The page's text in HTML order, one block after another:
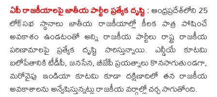
ఏపీ రాజకీయాలపై జాతీయ పార్టీల ప్రత్యేక దృష్టి :ఆంధ్రప్రదేశ్‌లోని 25
లోక్‌సభ స్థానాలు జాతీయ రాజకీయాల్లో కీలక పాత్ర పోషించే
అవకాశం ఉండటంతో అన్ని రాజకీయ పార్టీలు రాష్ట్ర రాజకీయ
పరిణామాలపై ప్రత్యేక దృష్టి సారిస్తున్నాయి. ఎన్డీయే కూటమి
బలోపేతానికి టీడీపీ, జనసేన, బీజేపీ ప్రయత్నాలు కొనసాగుతుండగా,
మరోవైపు ఇండియా కూటమి కూడా దక్షిణాదిలో తన రాజకీయ
అవకాశాలను అన్వేషిస్తున్నట్లు రాజకీయ వర్గాల్లో చర్చ సాగుతోంది.